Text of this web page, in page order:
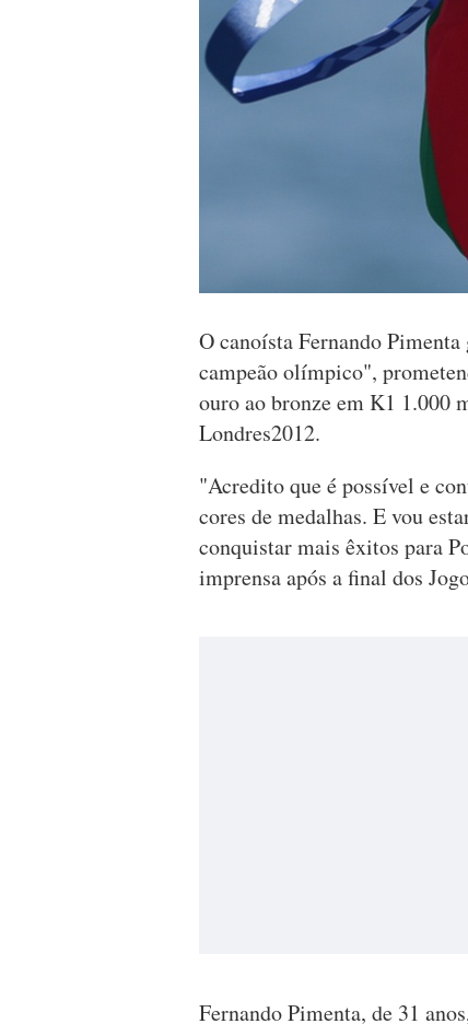
O canoísta Fernando
campeão olímpico",
ouro ao bronze em K1 1.000
Londres2012.
"Acredito que é possível e
cores de medalhas. E vou
conquistar mais êxitos para
imprensa após a final dos
Fernando Pimenta, de 31